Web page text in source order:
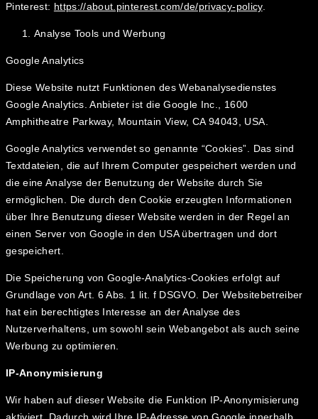
Pinterest: https://about.pinterest.com/de/privacy-policy.
Analyse Tools und Werbung
Google Analytics
Diese Website nutzt Funktionen des Webanalysedienstes
Google Analytics. Anbieter ist die Google Inc., 1600
Amphitheatre Parkway, Mountain View, CA 94043, USA.
Google Analytics verwendet so genannte “Cookies”. Das sind
Textdateien, die auf Ihrem Computer gespeichert werden und
die eine Analyse der Benutzung der Website durch Sie
ermöglichen. Die durch den Cookie erzeugten Informationen
über Ihre Benutzung dieser Website werden in der Regel an
einen Server von Google in den USA übertragen und dort
gespeichert.
Die Speicherung von Google-Analytics-Cookies erfolgt auf
Grundlage von Art. 6 Abs. 1 lit. f DSGVO. Der Websitebetreiber
hat ein berechtigtes Interesse an der Analyse des
Nutzerverhaltens, um sowohl sein Webangebot als auch seine
Werbung zu optimieren.
IP-Anonymisierung
Wir haben auf dieser Website die Funktion IP-Anonymisierung